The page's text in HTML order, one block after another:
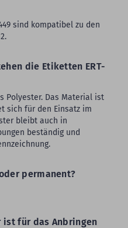
sind kompatibel zu den
die Etiketten ERT-
Polyester. Das Material ist
sich für den Einsatz im
bleibt auch in
beständig und
permanent?
für das Anbringen